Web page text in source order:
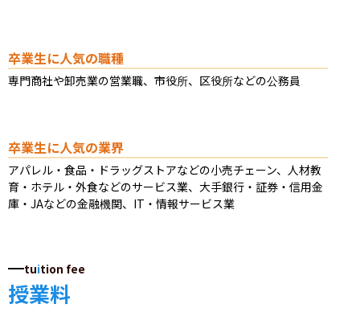
卒業生に人気の職種
専門商社や卸売業の営業職、市役所、区役所などの公務員
卒業生に人気の業界
アパレル・食品・ドラッグストアなどの小売チェーン、人材教
育・ホテル・外食などのサービス業、大手銀行・証券・信用金
庫・JAなどの金融機関、IT・情報サービス業
tuition fee
授業料